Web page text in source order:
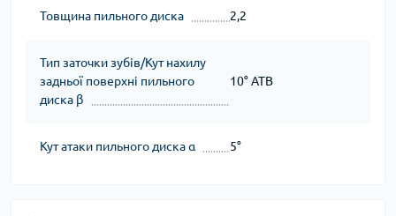
Товщина пильного диска 2,2
Тип заточки зубів/Кут нахилу
задньої поверхні пильного
диска β
10° ATB
Кут атаки пильного диска α 5°